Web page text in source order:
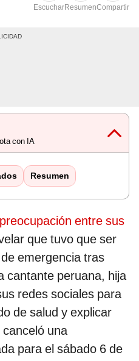
EscucharResumenCompartir
con IA
Resumen
entre sus
que tuvo que ser
emergencia tras
cantante peruana, hija
redes sociales para
de salud y explicar
una
para el sábado 6 de